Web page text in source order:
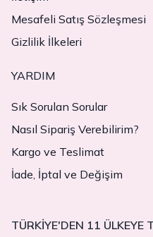
Mesafeli Satış Sözleşmesi
Gizlilik İlkeleri
YARDIM
Sık Sorulan Sorular
Nasıl Sipariş Verebilirim?
Kargo ve Teslimat
İade, İptal ve Değişim
TÜRKİYE'DEN 11 ÜLKEYE